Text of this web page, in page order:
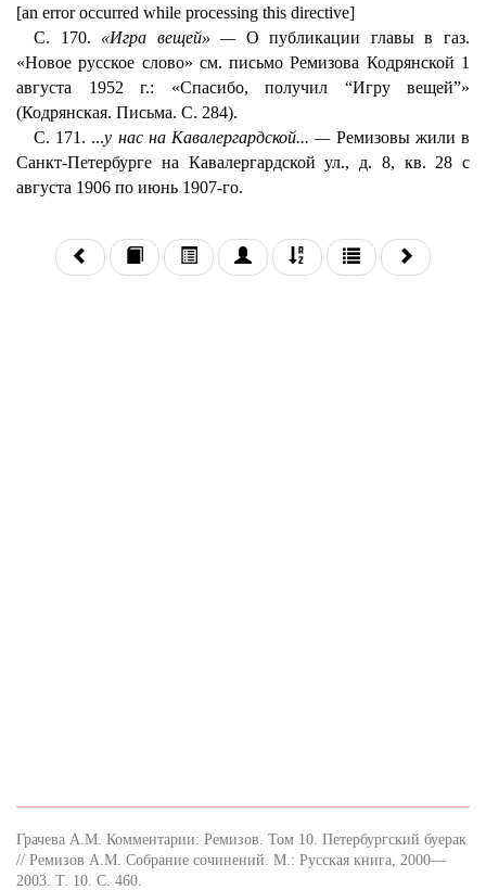
[an error occurred while processing this directive]
С. 170. «Игра вещей» — О публикации главы в газ.
«Новое русское слово» см. письмо Ремизова Кодрянской 1
августа 1952 г.: «Спасибо, получил “Игру вещей”»
(Кодрянская. Письма. С. 284).
С. 171. ...у нас на Кавалергардской... — Ремизовы жили в
Санкт-Петербурге на Кавалергардской ул., д. 8, кв. 28 с
августа 1906 по июнь 1907-го.
Грачева А.М. Комментарии: Ремизов. Том 10. Петербургский буерак
// Ремизов А.М. Собрание сочинений. М.: Русская книга, 2000—
2003. Т. 10. С. 460.